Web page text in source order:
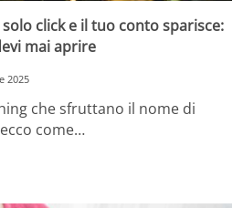
click e il tuo conto sparisce:
mai aprire
2025
che sfruttano il nome di
come…